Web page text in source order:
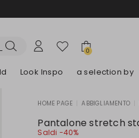
0
Look Inspo a selection by
Scopri i nostri AbitiScopri i nostri
HOME PAGE ABBIGLIAMENTO
Pantalone stretch
Saldi -40%